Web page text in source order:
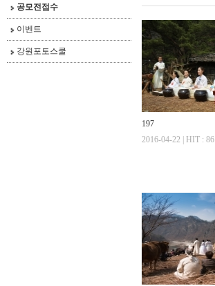
공모전접수
이벤트
강원포토스쿨
197
2016-04-22 | HIT : 86